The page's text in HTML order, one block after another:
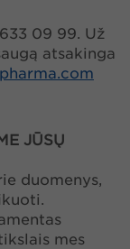
09 99. Už
atsakinga
JŪSŲ
duomenys,
mes